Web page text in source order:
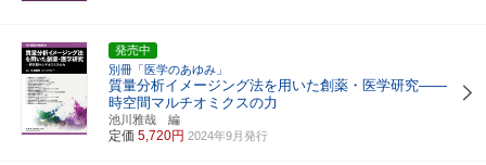
発売中
別冊「医学のあゆみ」
質量分析イメージング法を用いた創薬・医学研究――
時空間マルチオミクスの力
池川雅哉 編
定価 5,720円 2024年9月発行